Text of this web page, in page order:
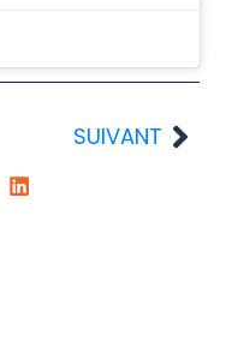
SUIVANT